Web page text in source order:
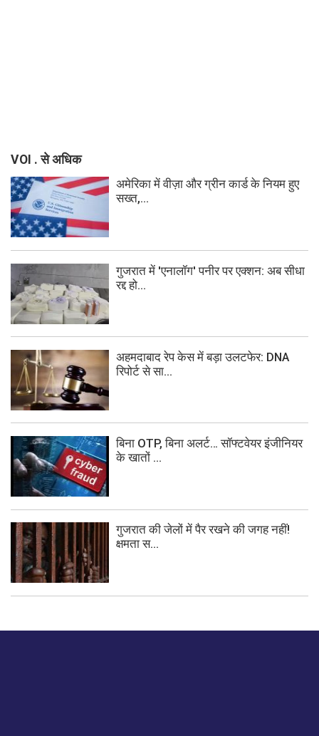
VOI . से अधिक
अमेरिका में वीज़ा और ग्रीन कार्ड के नियम हुए
सख्त,...
गुजरात में 'एनालॉग' पनीर पर एक्शन: अब सीधा
रद्द हो...
अहमदाबाद रेप केस में बड़ा उलटफेर: DNA
रिपोर्ट से सा...
बिना OTP, बिना अलर्ट… सॉफ्टवेयर इंजीनियर
के खातों ...
गुजरात की जेलों में पैर रखने की जगह नहीं!
क्षमता स...